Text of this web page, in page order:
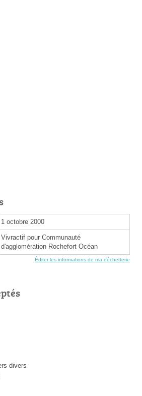
1 octobre 2000
Vivractif pour Communauté
d'agglomération Rochefort Océan
Éditer les informations de ma déchetterie
divers